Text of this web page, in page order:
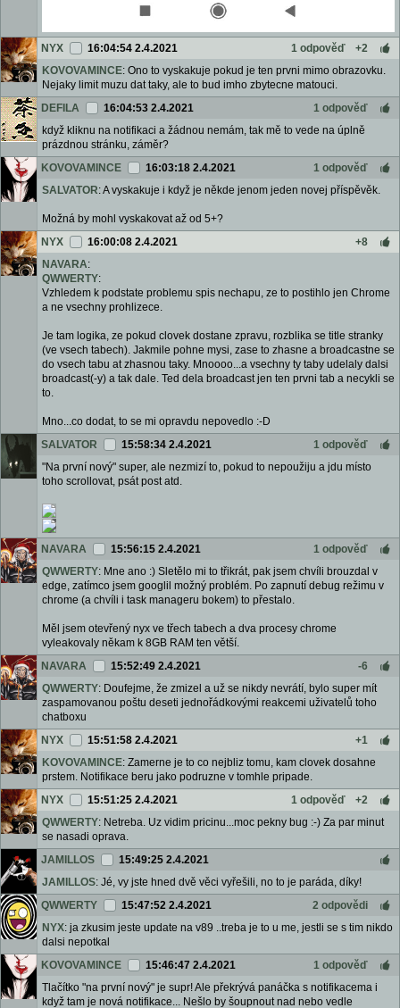
NYX 16:04:54 2.4.2021 1 odpověď
+2
KOVOVAMINCE: Ono to vyskakuje pokud je ten prvni mimo obrazovku.
Nejaky limit muzu dat taky, ale to bud imho zbytecne matouci.
DEFILA
16:04:53 2.4.2021
1 odpověď
když kliknu na notifikaci a žádnou nemám, tak mě to vede na úplně
prázdnou stránku, záměr?
KOVOVAMINCE
16:03:18 2.4.2021
1 odpověď
SALVATOR: A vyskakuje i když je někde jenom jeden novej příspěvěk.
Možná by mohl vyskakovat až od 5+?
NYX
16:00:08 2.4.2021
+8
NAVARA:
QWWERTY:
Vzhledem k podstate problemu spis nechapu, ze to postihlo jen Chrome
a ne vsechny prohlizece.
Je tam logika, ze pokud clovek dostane zpravu, rozblika se title stranky
(ve vsech tabech). Jakmile pohne mysi, zase to zhasne a broadcastne se
do vsech tabu at zhasnou taky. Mnoooo...a vsechny ty taby udelaly dalsi
broadcast(-y) a tak dale. Ted dela broadcast jen ten prvni tab a necykli se
to.
Mno...co dodat, to se mi opravdu nepovedlo :-D
SALVATOR
15:58:34 2.4.2021
1 odpověď
"Na první nový" super, ale nezmizí to, pokud to nepoužiju a jdu místo
toho scrollovat, psát post atd.
NAVARA 15:56:15 2.4.2021
1 odpověď
QWWERTY: Mne ano :) Sletělo mi to třikrát, pak jsem chvíli brouzdal v
edge, zatímco jsem googlil možný problém. Po zapnutí debug režimu v
chrome (a chvíli i task manageru bokem) to přestalo.
Měl jsem otevřený nyx ve třech tabech a dva procesy chrome
vyleakovaly někam k 8GB RAM ten větší.
NAVARA
15:52:49 2.4.2021
-6
QWWERTY: Doufejme, že zmizel a už se nikdy nevrátí, bylo super mít
zaspamovanou poštu deseti jednořádkovými reakcemi uživatelů toho
chatboxu
NYX
15:51:58 2.4.2021
+1
KOVOVAMINCE: Zamerne je to co nejbliz tomu, kam clovek dosahne
prstem. Notifikace beru jako podruzne v tomhle pripade.
NYX
15:51:25 2.4.2021 1 odpověď
+2
QWWERTY: Netreba. Uz vidim pricinu...moc pekny bug :-) Za par minut
se nasadi oprava.
JAMILLOS
15:49:25 2.4.2021
JAMILLOS: Jé, vy jste hned dvě věci vyřešili, no to je paráda, díky!
QWWERTY
15:47:52 2.4.2021
2 odpovědi
NYX: ja zkusim jeste update na v89 ..treba je to u me, jestli se s tim nikdo
dalsi nepotkal
KOVOVAMINCE
15:46:47 2.4.2021
1 odpověď
Tlačítko "na první nový" je supr! Ale překrývá panáčka s notifikacema i
když tam je nová notifikace... Nešlo by šoupnout nad nebo vedle